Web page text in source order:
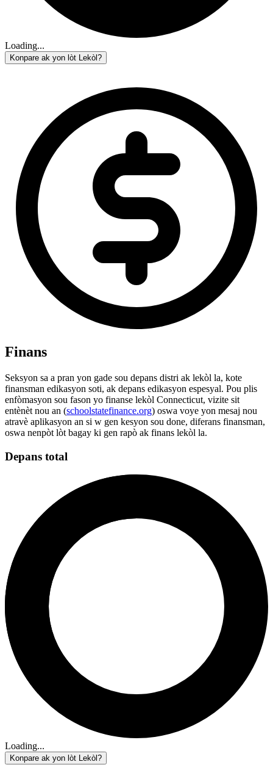
Loading...
Konpare ak yon lòt Lekòl?
Finans
Seksyon sa a pran yon gade sou depans distri ak lekòl la, kote
finansman edikasyon soti, ak depans edikasyon espesyal. Pou plis
enfòmasyon sou fason yo finanse lekòl Connecticut, vizite sit
entènèt nou an (schoolstatefinance.org) oswa voye yon mesaj nou
atravè aplikasyon an si w gen kesyon sou done, diferans finansman,
oswa nenpòt lòt bagay ki gen rapò ak finans lekòl la.
Depans total
Loading...
Konpare ak yon lòt Lekòl?